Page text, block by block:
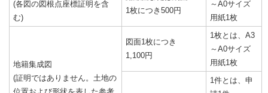
(各図の図根点座標証明を含
む)
1枚につき500円
～A0サイズ
用紙1枚
地籍集成図
(証明ではありません。土地の
図面1枚につき
1,100円
1枚とは、A3
～A0サイズ
用紙1枚
1件とは、申